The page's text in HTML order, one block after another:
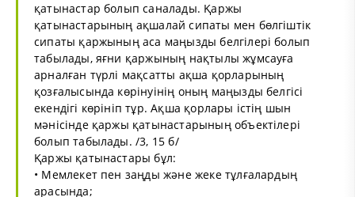
қатынастар болып саналады. Қаржы
қатынастарының ақшалай сипаты мен бөлгіштік
сипаты қаржының аса маңызды белгілері болып
табылады, яғни қаржының нақтылы жұмсауға
арналған түрлі мақсатты ақша қорларының
қозғалысында көрінуінің оның маңызды белгісі
екендігі көрініп тұр. Ақша қорлары істің шын
мәнісінде қаржы қатынастарының объектілері
болып табылады. /3, 15 б/
Қаржы қатынастары бұл:
• Мемлекет пен заңды және жеке тұлғалардың
арасында;